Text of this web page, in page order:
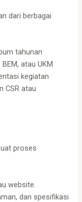
dari berbagai
tahunan
atau UKM
kegiatan
CSR atau
proses
website.
dan spesifikasi